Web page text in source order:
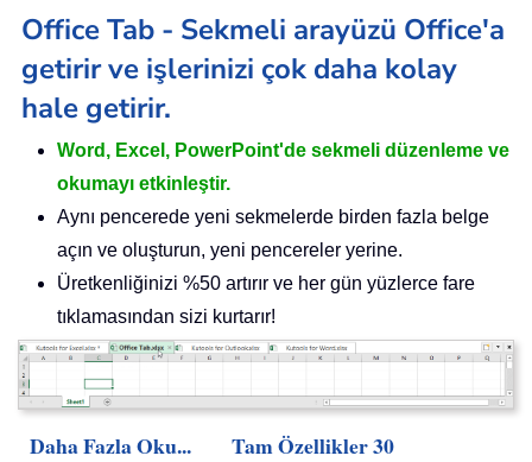
Office Tab - Sekmeli arayüzü Office'a
getirir ve işlerinizi çok daha kolay
hale getirir.
Word, Excel, PowerPoint'de sekmeli düzenleme ve
okumayı etkinleştir.
Aynı pencerede yeni sekmelerde birden fazla belge
açın ve oluşturun, yeni pencereler yerine.
Üretkenliğinizi %50 artırır ve her gün yüzlerce fare
tıklamasından sizi kurtarır!
Daha Fazla Oku...
Tam Özellikler 30